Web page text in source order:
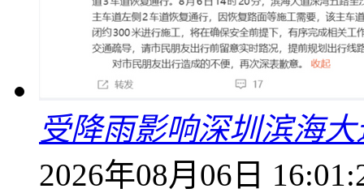
受降雨影响深圳滨海
2026年08月06日